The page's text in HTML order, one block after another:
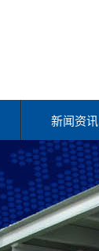
新闻资讯